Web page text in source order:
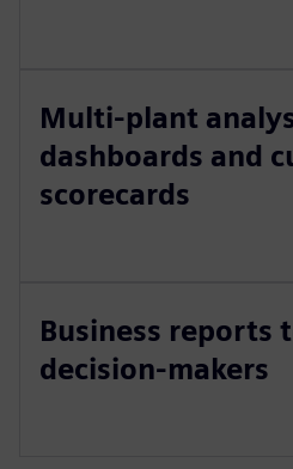
Multi-plant
dashboards and
scorecards
Business reports
decision-makers